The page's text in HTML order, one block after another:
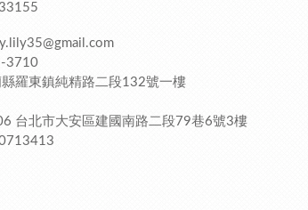
3710
羅東鎮純精路二段132號一樓
台北市大安區建國南路二段79巷6號3樓